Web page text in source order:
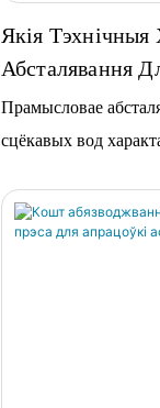
Якія Тэхнічныя
Абсталявання
Прамысловых
Прамысловае
сцёкавых вод
эксплуатацыйных
плошчай